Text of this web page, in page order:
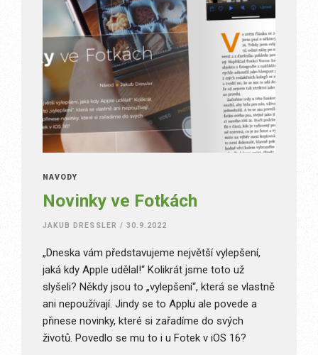
NÁVODY
Novinky ve Fotkách
JAKUB DRESSLER / 30.9.2022
„Dneska vám představujeme největší vylepšení,
jaká kdy Apple udělal!“ Kolikrát jsme toto už
slyšeli? Někdy jsou to „vylepšení“, která se vlastně
ani nepoužívají. Jindy se to Applu ale povede a
přinese novinky, které si zařadíme do svých
životů. Povedlo se mu to i u Fotek v iOS 16?